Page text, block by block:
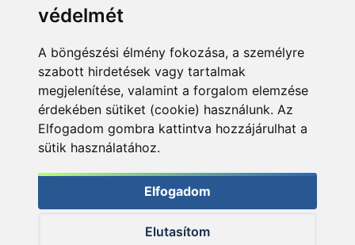
védelmét
A böngészési élmény fokozása, a személyre
szabott hirdetések vagy tartalmak
megjelenítése, valamint a forgalom elemzése
érdekében sütiket (cookie) használunk. Az
Elfogadom gombra kattintva hozzájárulhat a
sütik használatához.
Elfogadom
Elutasítom